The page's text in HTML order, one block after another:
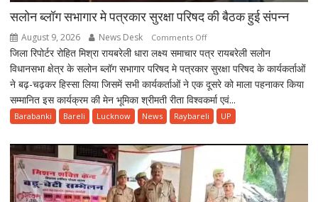
सलोन ब्लॉग सभागार मे पत्रकार सुरक्षा परिषद की बैठक हुई संपन्न
August 9, 2026 News Desk Comments Offon
सलोन
ब्लॉग
सभागार
मे
पत्रकार
परिषद
बैठक
हुई
जिला रिपोर्टर रोहित मिश्रा रायबरेली धारा लक्ष्य समाचार पत्र रायबरेली सलोन
विधानसभा क्षेत्र के सलोन ब्लॉग सभागार परिषद मे पत्रकार सुरक्षा परिषद के कार्यकर्ताओं
ने बढ़-चढ़कर हिस्सा लिया जिसमें सभी कार्यकर्ताओं ने एक दूसरे को माला पहनाकर किया
सम्मानित इस कार्यक्रम की मेन भूमिका श्रीमती रीता विश्वकर्मा एवं...
Barabanki Bareli Lucknow News Raybareli UP